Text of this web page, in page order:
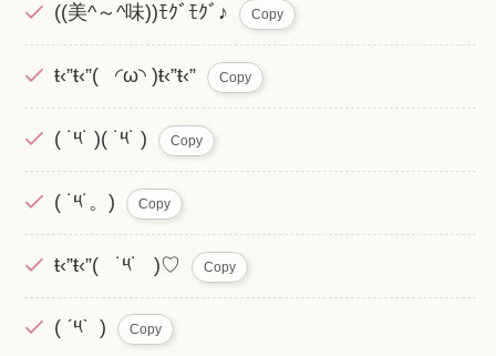
((美^～^味))ﾓｸﾞﾓｸﾞ♪ Copy
ŧ‹”ŧ‹”( ◜ω◝ )ŧ‹”ŧ‹” Copy
( ˙༥˙ )( ˙༥˙ ) Copy
( ˙༥˙。) Copy
ŧ‹”ŧ‹”( ˙༥˙ )♡ Copy
( ˊ༥ˋ ) Copy